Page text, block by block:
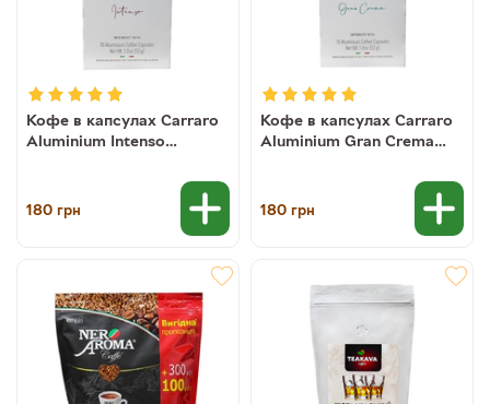
Кофе в капсулах Carraro
Aluminium Intenso
180 грн
Кофе в капсулах Carraro
Aluminium Gran Crema
180 грн